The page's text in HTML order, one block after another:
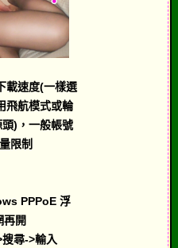
載速度(一樣選
飛航模式或輪
)，一般帳號
限制
PPPoE 浮
再開
尋->輸入